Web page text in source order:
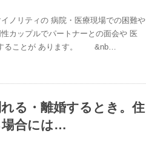
ノリティの 病院・医療現場での困難や
カップルでパートナーとの面会や 医
することが あります。 &nb…
る・離婚するとき。住
場合には…